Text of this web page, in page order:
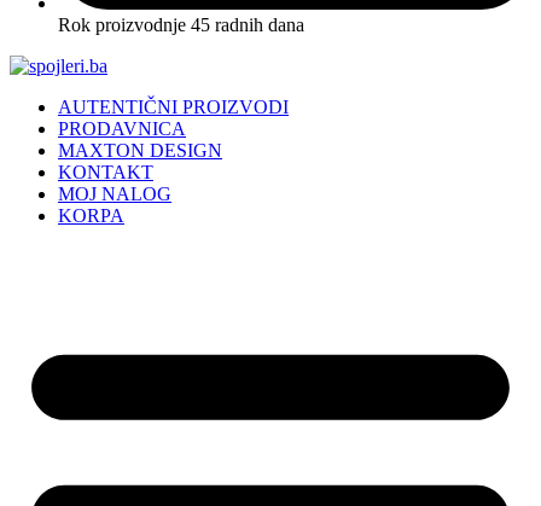
Rok proizvodnje 45 radnih dana
AUTENTIČNI PROIZVODI
PRODAVNICA
MAXTON DESIGN
KONTAKT
MOJ NALOG
KORPA